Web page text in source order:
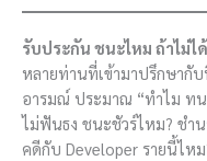
รับประกัน ชนะไหม ถ้าไม่ไ
หลายท่านที่เข้ามาปรึกษากั
อารมณ์ ประมาณ “ทำไม ท
ไม่ฟันธง ชนะชัวร์ไหม? ชำ
คดีกับ Developer รายนี้ไห